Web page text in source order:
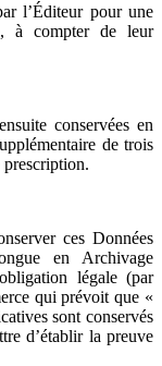
l’Éditeur pour une
à compter de leur
conservées en
de trois
prescription.
ces Données
en Archivage
légale (par
qui prévoit que «
sont conservés
d’établir la preuve